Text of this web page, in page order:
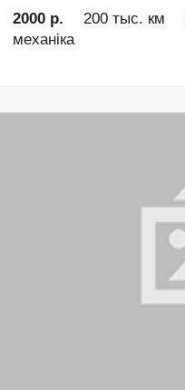
2000 р. 200 тыс. км
механіка